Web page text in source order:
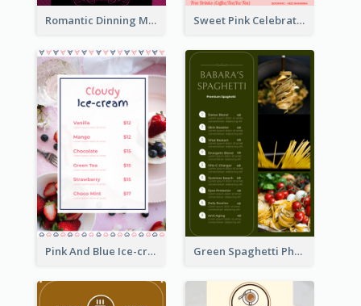
Romantic Dinning Menu For Two Design Templates Sweet Pink Celebration Menu Template Design
Pink And Blue Ice-cream Photo Dessert Menu Green Spaghetti Photos Grand Restaurant Menu